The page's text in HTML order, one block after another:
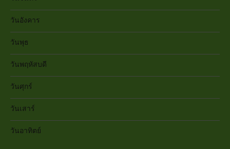
วันอังคาร
วันพุธ
วันพฤหัสบดี
วันศุกร์
วันเสาร์
วันอาทิตย์